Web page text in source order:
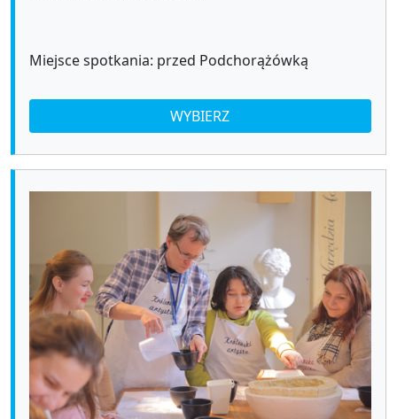
Miejsce spotkania: przed Podchorążówką
WYBIERZ